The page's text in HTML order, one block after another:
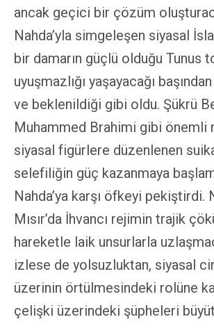
ancak geçici bir çözüm
Nahda’yla simgeleşen siyasal
bir damarın güçlü olduğu Tunus
uyuşmazlığı yaşayacağı
ve beklenildiği gibi oldu. Şükrü
Muhammed Brahimi gibi önemli
siyasal figürlere düzenlenen
selefiliğin güç kazanmaya
Nahda’ya karşı öfkeyi pekiştirdi.
Mısır’da İhvancı rejimin trajik
hareketle laik unsurlarla
izlese de yolsuzluktan, siyasal
üzerinin örtülmesindeki rolüne
çelişki üzerindeki şüpheleri